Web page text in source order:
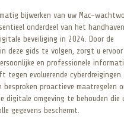
bijwerken van uw Mac-
onderdeel van het handhaven
beveiliging in 2024. Door de
deze gids te volgen, zorgt u ervoor
en professionele
tegen evoluerende cyberdreigingen.
besproken proactieve maatregelen
digitale omgeving te behouden die
gegevens beschermt.